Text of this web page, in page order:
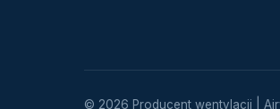
© 2026 Producent wentylacji |